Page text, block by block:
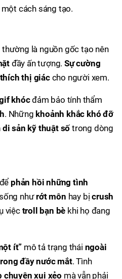
một cách sáng tạo.
thường là nguồn gốc tạo nên
đầy ấn tượng.Sự cường
thị giáccho người xem.
khócđảm bảo tính thẩm
. Những khoảnh khắc khó đỡ
di sản kỹ thuật sốtrong dòng
phản hồi những tình
như rớt môn hay bịcrush
việc troll bạn bè khi họ đang
ít” mô tả trạng thái ngoài
đầy nước mắt. Tình
chuyện xui xẻo mà vẫn phải